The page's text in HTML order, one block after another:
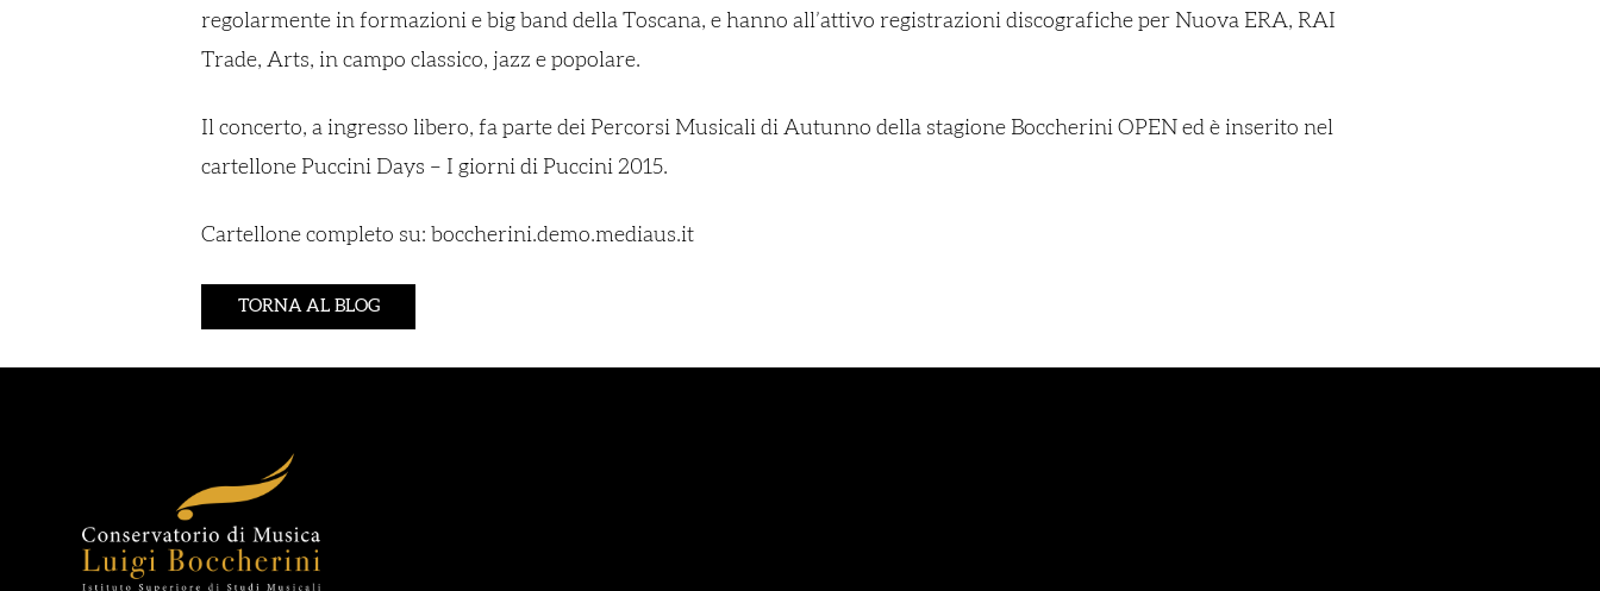
regolarmente in formazioni e big band della Toscana, e hanno all’attivo registrazioni discografiche per Nuova ERA, RAI
Trade, Arts, in campo classico, jazz e popolare.
Il concerto, a ingresso libero, fa parte dei Percorsi Musicali di Autunno della stagione Boccherini OPEN ed è inserito nel
cartellone Puccini Days – I giorni di Puccini 2015.
Cartellone completo su: boccherini.demo.mediaus.it
TORNA AL BLOG